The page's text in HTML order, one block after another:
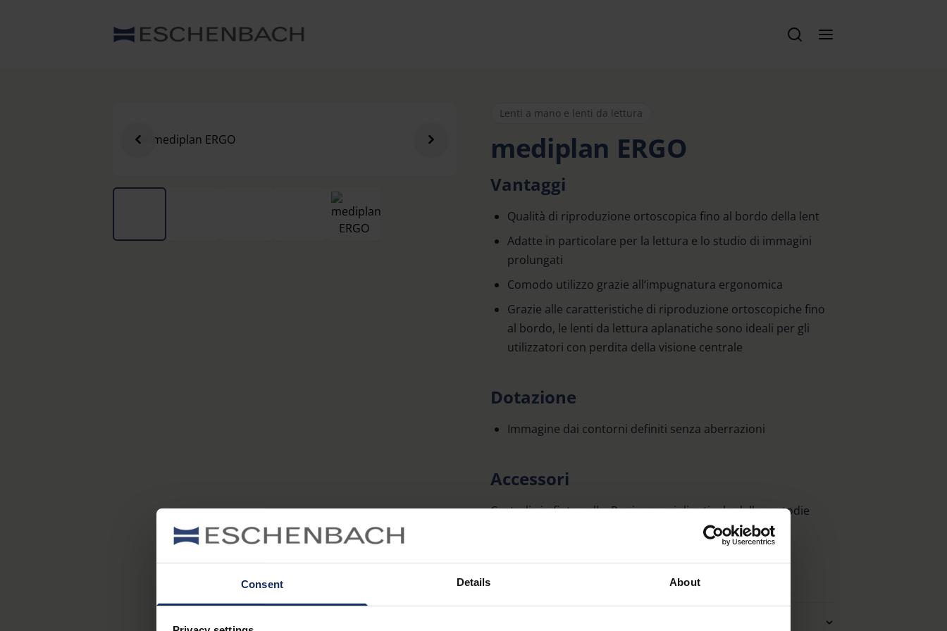
Consent Details About
Lenti a mano e lenti da lettura
mediplan ERGO
Vantaggi
Qualità di riproduzione ortoscopica fino al bordo della lent
Adatte in particolare per la lettura e lo studio di immagini
prolungati
Comodo utilizzo grazie all‘impugnatura ergonomica
Grazie alle caratteristiche di riproduzione ortoscopiche fino
al bordo, le lenti da lettura aplanatiche sono ideali per gli
utilizzatori con perdita della visione centrale
Dotazione
Immagine dai contorni definiti senza aberrazioni
Accessori
Custodia in finta pelle. Per i numeri di articolo delle custodie